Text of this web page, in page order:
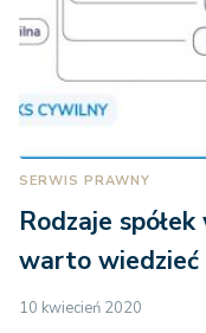
SERWIS PRAWNY
Rodzaje
warto wiedzieć
10 kwiecień 2020